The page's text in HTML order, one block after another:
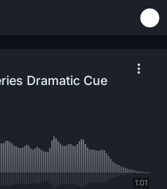
Dramatic Cue
1:01